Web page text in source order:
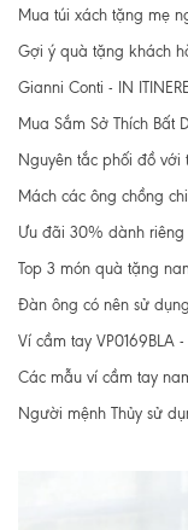
Mua túi xách tặng mẹ
Gợi ý quà tặng khách
Gianni Conti - IN
Mua Sắm Sở Thích Bất
Nguyên tắc phối đồ với
Mách các ông chồng
Ưu đãi 30% dành riêng
Top 3 món quà tặng
Đàn ông có nên sử
Ví cầm tay VP0169BLA
Các mẫu ví cầm tay
Người mệnh Thủy sử